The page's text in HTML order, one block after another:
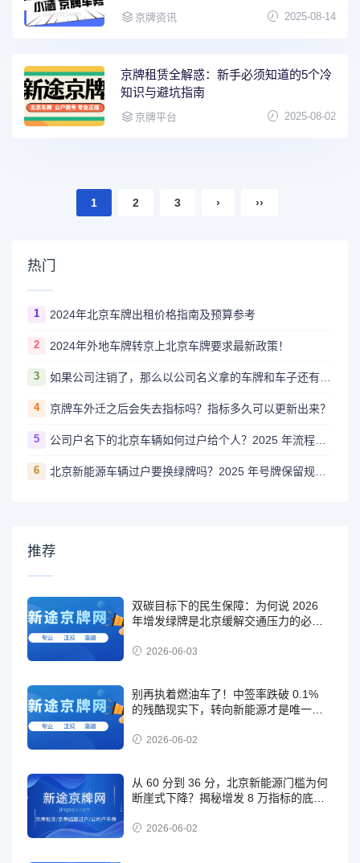
京牌资讯 2025-08-14
京牌租赁全解惑：新手必须知道的5个冷
知识与避坑指南
京牌平台 2025-08-02
1 2 3 › ››
热门
1 2024年北京车牌出租价格指南及预算参考
2 2024年外地车牌转京上北京车牌要求最新政策！
3 如果公司注销了，那么以公司名义拿的车牌和车子还有用吗？怎么处理？
4 京牌车外迁之后会失去指标吗？指标多久可以更新出来？
5 公司户名下的北京车辆如何过户给个人？2025 年流程与条件全解析
6
推荐
双碳目标下的民生保障：为何说 2026
年增发绿牌是北京缓解交通压力的必然
2026-06-03
别再执着燃油车了！中签率跌破 0.1%
的残酷现实下，转向新能源才是唯一出
2026-06-02
从 60 分到 36 分，北京新能源门槛为何
断崖式下降？揭秘增发 8 万指标的底层
2026-06-02